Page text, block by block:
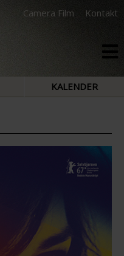
Camera Film Kontakt
KALENDER